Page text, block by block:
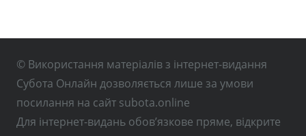
© Використання матеріалів з інтернет-видання
Субота Онлайн дозволяється лише за умови
посилання на сайт subota.online
Для інтернет-видань обов’язкове пряме, відкрите